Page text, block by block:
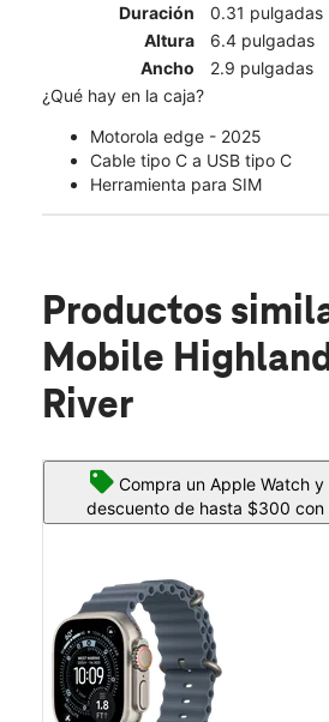
Duración
0.31 pulgadas
Altura
6.4 pulgadas
Ancho
2.9 pulgadas
¿Qué hay en la caja?
Motorola edge - 2025
Cable tipo C a USB tipo C
Herramienta para SIM
Productos
Mobile
River
Compra un Apple Watch
descuento de hasta $300 con